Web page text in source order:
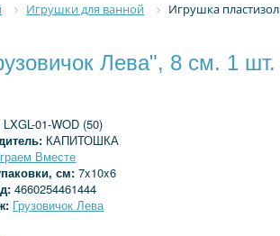
Игрушки для ванной
Игрушка
Лева", 8 см. 1
LXGL-01-WOD (50)
КАПИТОШКА
Вместе
см:7x10x6
4660254461444
Грузовичок Лева